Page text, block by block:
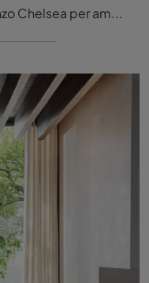
Ti presentiamo la sedia da pranzo Chelsea per ambientazioni moderne, tra le più originali Sedie fisse di Molteni & C.